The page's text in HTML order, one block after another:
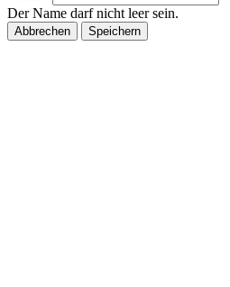
Der Name darf nicht leer sein.
Abbrechen Speichern